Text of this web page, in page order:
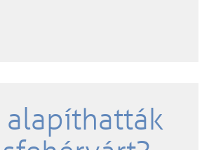
alapíthatták